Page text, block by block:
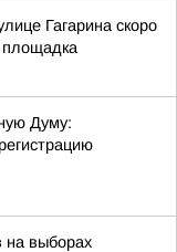
Гагарина скоро
площадка
Думу:
на выборах